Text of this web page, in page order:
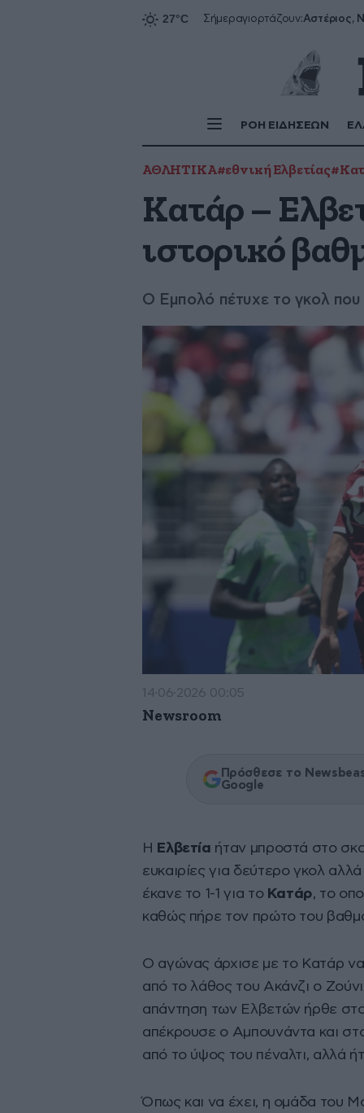
Σήμεραγιορτάζουν:Αστέριος,
ΡΟΗ ΕΙΔΗΣΕΩΝ
ΑΘΛΗΤΙΚΑ#εθνική Ελβετίας
Κατάρ –
ιστορικό
Ο Εμπολό πέτυχε το γκολ που
14·06·2026 00:05
Newsroom
Πρόσθεσε το
Google
Η Ελβετία ήταν μπροστά στο
ευκαιρίες για δεύτερο γκολ
έκανε το 1-1 για το Κατάρ, το
καθώς πήρε τον πρώτο του
Ο αγώνας άρχισε με το Κατάρ να
από το λάθος του Ακάνζι ο
απάντηση των Ελβετών ήρθε στο
απέκρουσε ο Αμπουνάντα και
από το ύψος του πέναλτι, αλλά
Όπως και να έχει, η ομάδα του